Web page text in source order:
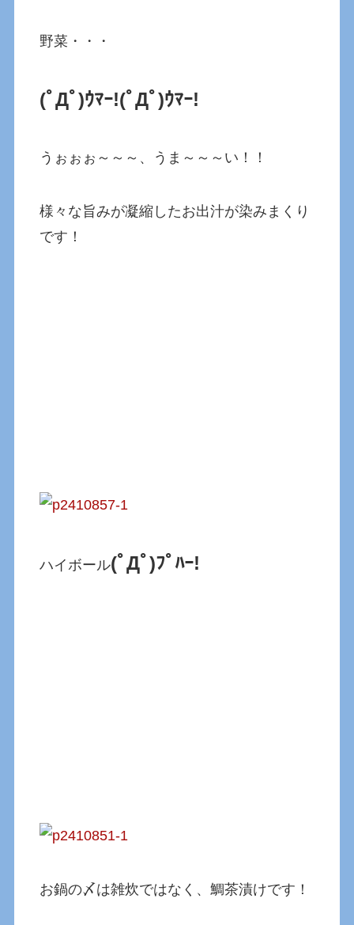
野菜・・・
(ﾟДﾟ)ｳﾏｰ!(ﾟДﾟ)ｳﾏｰ!
うぉぉぉ～～～、うま～～～い！！
様々な旨みが凝縮したお出汁が染みまくり
です！
ハイボール(ﾟДﾟ)ﾌﾟﾊｰ!
お鍋の〆は雑炊ではなく、鯛茶漬けです！